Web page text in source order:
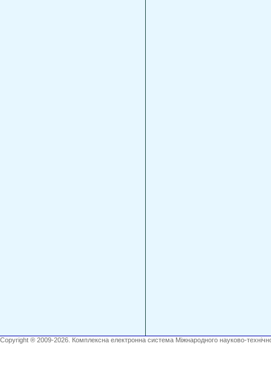
Copyright ® 2009-2026. Комплексна електронна система Міжнародного науково-